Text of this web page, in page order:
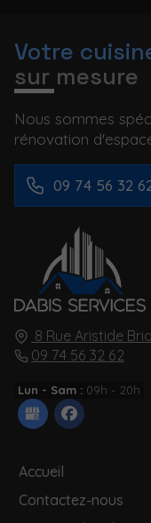
8 Rue Aristide
09 74 56 32 62
Lun - Sam : 09h - 20h
Accueil
Contactez-nous
Votre
sur mesure
Nous sommes
rénovation
09 74 56 32